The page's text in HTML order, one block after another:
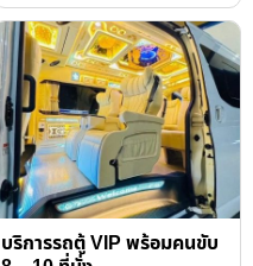
บริการรถตู้ VIP พร้อมคนขับ